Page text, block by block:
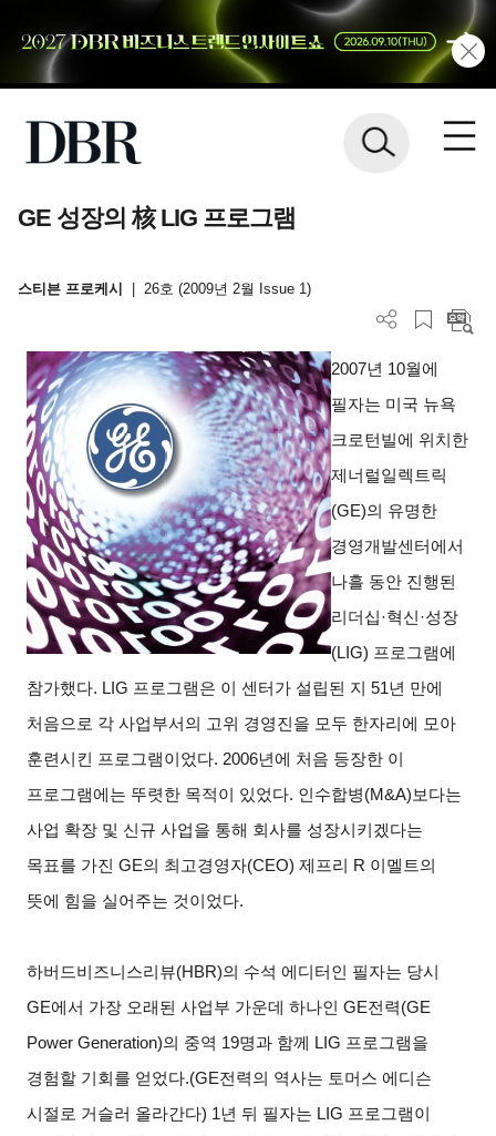
GE 성장의 核 LIG 프로그램
스티븐 프로케시 26호 (2009년 2월 Issue 1)
2007년 10월에
필자는 미국 뉴욕
크로턴빌에 위치한
제너럴일렉트릭
(GE)의 유명한
경영개발센터에서
나흘 동안 진행된
리더십·혁신·성장
(LIG) 프로그램에
참가했다. LIG 프로그램은 이 센터가 설립된 지 51년 만에
처음으로 각 사업부서의 고위 경영진을 모두 한자리에 모아
훈련시킨 프로그램이었다. 2006년에 처음 등장한 이
프로그램에는 뚜렷한 목적이 있었다. 인수합병(M&A)보다는
사업 확장 및 신규 사업을 통해 회사를 성장시키겠다는
목표를 가진 GE의 최고경영자(CEO) 제프리 R 이멜트의
뜻에 힘을 실어주는 것이었다.
하버드비즈니스리뷰(HBR)의 수석 에디터인 필자는 당시
GE에서 가장 오래된 사업부 가운데 하나인 GE전력(GE
Power Generation)의 중역 19명과 함께 LIG 프로그램을
경험할 기회를 얻었다.(GE전력의 역사는 토머스 에디슨
시절로 거슬러 올라간다) 1년 뒤 필자는 LIG 프로그램이